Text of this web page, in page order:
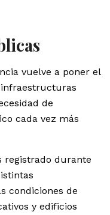
vuelve a poner el
de
cada vez más
registrado durante
condiciones de
y edificios